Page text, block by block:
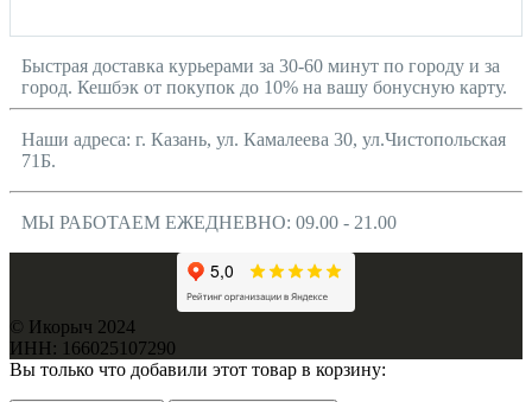
Быстрая доставка курьерами за 30-60 минут по городу и за
город. Кешбэк от покупок до 10% на вашу бонусную карту.
Наши адреса: г. Казань, ул. Камалеева 30, ул.Чистопольская
71Б.
МЫ РАБОТАЕМ ЕЖЕДНЕВНО: 09.00 - 21.00
© Икорыч 2024
ИНН: 166025107290
Вы только что добавили этот товар в корзину: